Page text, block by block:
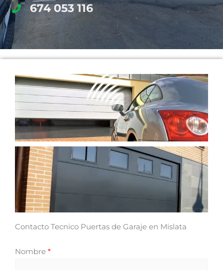
674 053 116
Contacto Tecnico Puertas de Garaje en Mislata
Nombre *